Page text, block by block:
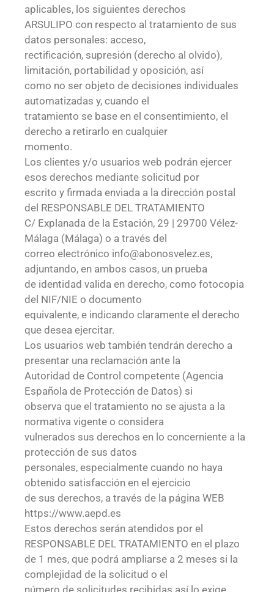
aplicables, los siguientes derechos
ARSULIPO con respecto al tratamiento de sus
datos personales: acceso,
rectificación, supresión (derecho al olvido),
limitación, portabilidad y oposición, así
como no ser objeto de decisiones individuales
automatizadas y, cuando el
tratamiento se base en el consentimiento, el
derecho a retirarlo en cualquier
momento.
Los clientes y/o usuarios web podrán ejercer
esos derechos mediante solicitud por
escrito y firmada enviada a la dirección postal
del RESPONSABLE DEL TRATAMIENTO
C/ Explanada de la Estación, 29 | 29700 Vélez-
Málaga (Málaga) o a través del
correo electrónico info@abonosvelez.es,
adjuntando, en ambos casos, un prueba
de identidad valida en derecho, como fotocopia
del NIF/NIE o documento
equivalente, e indicando claramente el derecho
que desea ejercitar.
Los usuarios web también tendrán derecho a
presentar una reclamación ante la
Autoridad de Control competente (Agencia
Española de Protección de Datos) si
observa que el tratamiento no se ajusta a la
normativa vigente o considera
vulnerados sus derechos en lo concerniente a la
protección de sus datos
personales, especialmente cuando no haya
obtenido satisfacción en el ejercicio
de sus derechos, a través de la página WEB
https://www.aepd.es
Estos derechos serán atendidos por el
RESPONSABLE DEL TRATAMIENTO en el plazo
de 1 mes, que podrá ampliarse a 2 meses si la
complejidad de la solicitud o el
número de solicitudes recibidas así lo exige.